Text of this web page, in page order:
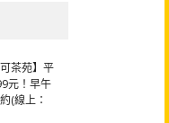
茶苑】平
元！早午
(線上：